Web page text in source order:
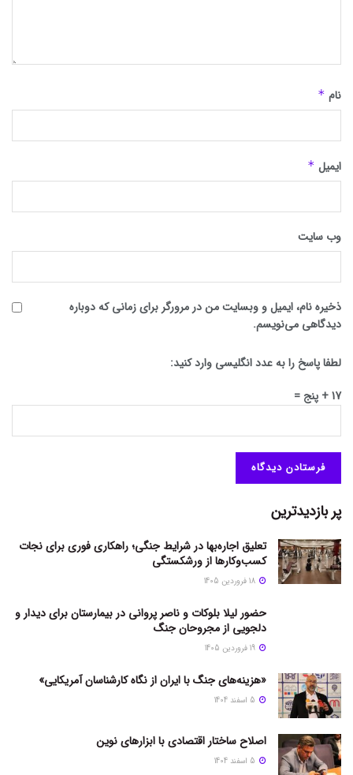
نام *
ایمیل *
وب‌ سایت
ذخیره نام، ایمیل و وبسایت من در مرورگر برای زمانی که دوباره
دیدگاهی می‌نویسم.
لطفا پاسخ را به عدد انگلیسی وارد کنید:
17 + پنج =
پر بازدیدترین
تعلیق اجاره‌بها در شرایط جنگی؛ راهکاری فوری برای نجات
کسب‌وکارها از ورشکستگی
حضور لیلا بلوکات و ناصر پروانی در بیمارستان برای دیدار و
دلجویی از مجروحان جنگ
«هزینه‌های جنگ با ایران از نگاه کارشناسان آمریکایی»
اصلاح ساختار اقتصادی با ابزارهای نوین